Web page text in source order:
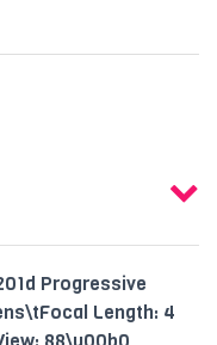
Progressive
Length: 4